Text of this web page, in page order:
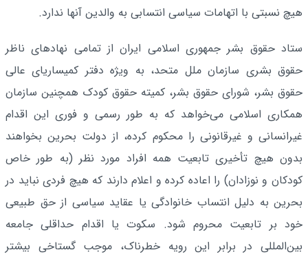
هیچ نسبتی با اتهامات سیاسی انتسابی به والدین آنها ندارد.
ستاد حقوق بشر جمهوری اسلامی ایران از تمامی نهادهای ناظر
حقوق بشری سازمان ملل متحد، به ویژه دفتر کمیساریای عالی
حقوق بشر، شورای حقوق بشر، کمیته حقوق کودک همچنین سازمان
همکاری اسلامی می‌خواهد که به طور رسمی و فوری این اقدام
غیرانسانی و غیرقانونی را محکوم کرده، از دولت بحرین بخواهند
بدون هیچ تأخیری تابعیت همه افراد مورد نظر (به طور خاص
کودکان و نوزادان) را اعاده کرده و اعلام دارند که هیچ فردی نباید در
بحرین به دلیل انتساب خانوادگی یا عقاید سیاسی از حق طبیعی
خود بر تابعیت محروم شود. سکوت یا اقدام حداقلی جامعه
بین‌المللی در برابر این رویه خطرناک، موجب گستاخی بیشتر